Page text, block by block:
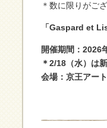
＊数に限りがご
「Gaspard et
開催期間：2026
＊2/18（水）は
会場：京王アー